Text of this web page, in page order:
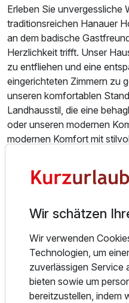
Ausstattung
Zusatznächte
Für 8 Tage
Erleben Sie unvergessliche
traditionsreichen Hanauer
an dem badische
Herzlichkeit trifft. Unser
zu entfliehen und eine
eingerichteten Zimmern zu
unseren komfortablen
Landhausstil, die eine
oder unseren modernen
modernen Komfort mit
Für Feinschmecker hält
Küche verwöhnen und
Ortenauer Weine, die
und saisonalen Gerichten
Abendessen zu zweit, ein
oder ein genussvoller
Besuch zu einem
Wir schätzen
Wir verwenden
Technologien, um
zuverlässigen Service
bieten sowie um
bereitzustellen, indem